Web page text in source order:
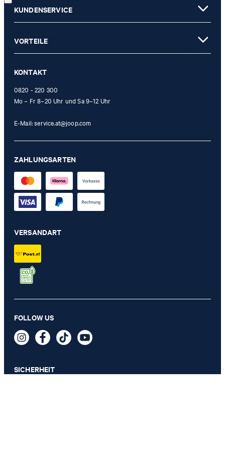
€ 69,95
inkl. MwSt
* Pflichtfeld
** Der Gutschein ist gültig ab einem Mindest-Kaufwert von 150 EUR
Stores eingelöst werden.
KUNDENSERVICE
VORTEILE
KONTAKT
0820 - 220 300
Mo – Fr 8–20 Uhr und Sa 9–12 Uhr
E-Mail:service.at@joop.com
ZAHLUNGSARTEN
VERSANDART
FOLLOW US
SICHERHEIT